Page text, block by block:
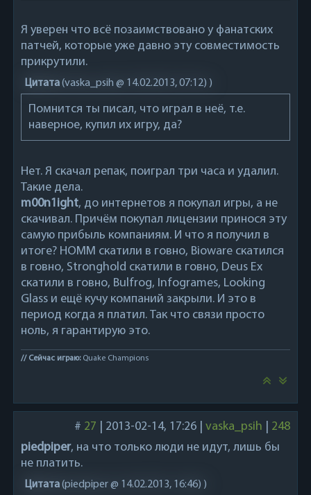
Я уверен что всё позаимствовано у фанатских
патчей, которые уже давно эту совместимость
прикрутили.
Цитата(vaska_psih @ 14.02.2013, 07:12) )
Помнится ты писал, что играл в неё, т.е.
наверное, купил их игру, да?
Нет. Я скачал репак, поиграл три часа и удалил.
Такие дела.
m00n1ight, до интернетов я покупал игры, а не
скачивал. Причём покупал лицензии принося эту
самую прибыль компаниям. И что я получил в
итоге? HOMM скатили в говно, Bioware скатился
в говно, Stronghold скатили в говно, Deus Ex
скатили в говно, Bulfrog, Infogrames, Looking
Glass и ещё кучу компаний закрыли. И это в
период когда я платил. Так что связи просто
ноль, я гарантирую это.
// Сейчас играю:Quake Champions
# 27 2013-02-14, 17:26 vaska_psih
248
piedpiper, на что только люди не идут, лишь бы
не платить.
Цитата(piedpiper @ 14.02.2013, 16:46) )